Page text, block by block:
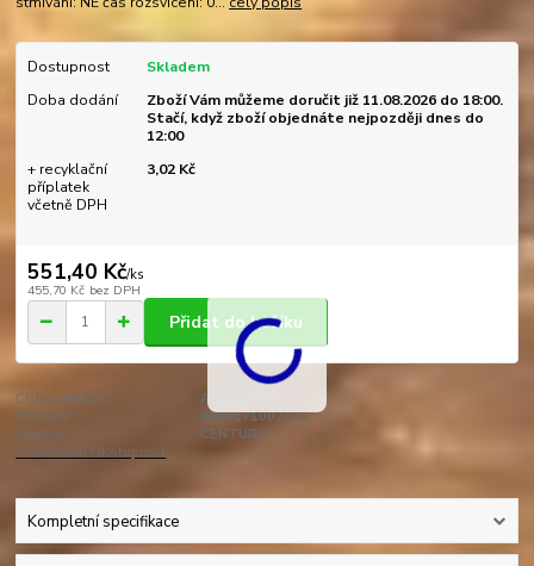
Dostupnost
Skladem
Doba dodání
Zboží Vám můžeme doručit již 11.08.2026 do 18:00.
Stačí, když zboží objednáte nejpozději dnes do
12:00
+ recyklační
příplatek
včetně DPH
3,02 Kč
551,40 Kč/ks
455,70 Kč bez DPH
Přidat do košíku
Číslo produktu:
ARB242740
EAN kód:
9090171002874
Výrobce:
CENTURY
Hlídat cenu / dostupnost
Kompletní specifikace